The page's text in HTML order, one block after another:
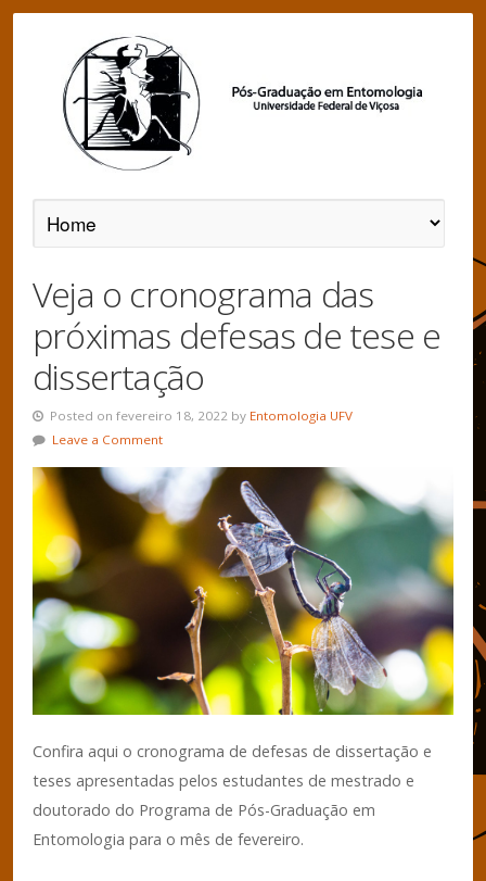
Veja o cronograma das
próximas defesas de tese e
dissertação
Posted on fevereiro 18, 2022 by Entomologia UFV
Leave a Comment
Confira aqui o cronograma de defesas de dissertação e
teses apresentadas pelos estudantes de mestrado e
doutorado do Programa de Pós-Graduação em
Entomologia para o mês de fevereiro.